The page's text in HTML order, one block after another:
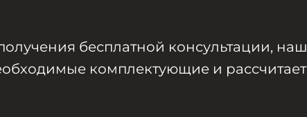
бесплатной консультации, наш
комплектующие и рассчитает